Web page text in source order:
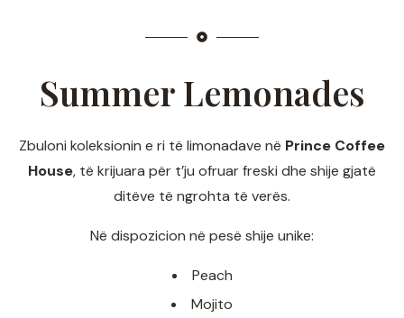
Summer Lemonades
Zbuloni koleksionin e ri të limonadave në Prince Coffee
House, të krijuara për t’ju ofruar freski dhe shije gjatë
ditëve të ngrohta të verës.
Në dispozicion në pesë shije unike:
Peach
Mojito